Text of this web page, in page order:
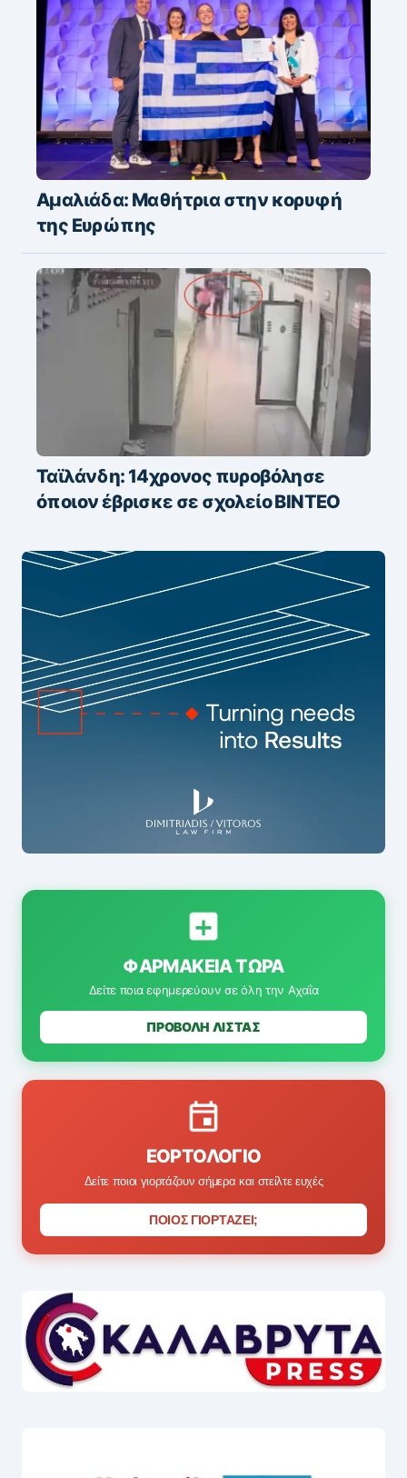
Αμαλιάδα: Μαθήτρια στην κορυφή
της Ευρώπης
Ταϊλάνδη: 14χρονος πυροβόλησε
όποιον έβρισκε σε σχολείο ΒΙΝΤΕΟ
ΦΑΡΜΑΚΕΊΑ ΤΏΡΑ
Δείτε ποια εφημερεύουν σε όλη την Αχαΐα
ΠΡΟΒΟΛΗ ΛΙΣΤΑΣ
ΕΟΡΤΟΛΌΓΙΟ
Δείτε ποιοι γιορτάζουν σήμερα και στείλτε ευχές
ΠΟΙΟΣ ΓΙΟΡΤΑΖΕΙ;